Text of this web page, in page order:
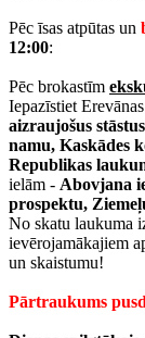
Pēc īsas atpūtas un
12:00:
Pēc brokastīm
Iepazīstiet
aizraujošus
namu, Kaskādes
Republikas
ielām - Abovjana
prospektu,
No skatu laukuma
ievērojamākajiem
un skaistumu!
Pārtraukums